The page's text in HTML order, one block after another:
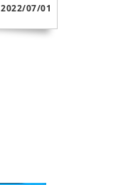
2022/07/01